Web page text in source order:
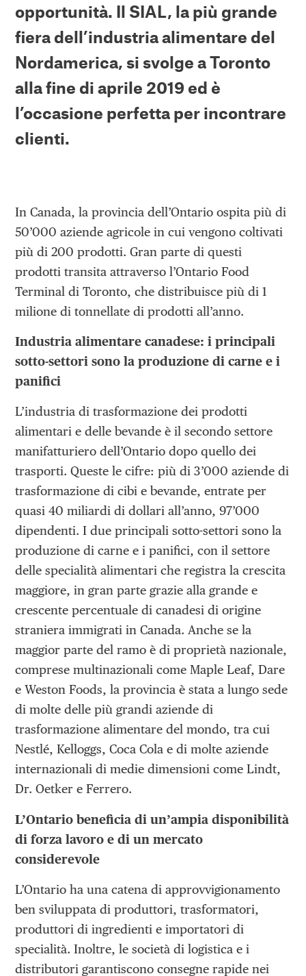
opportunità. Il SIAL, la più grande
fiera dell’industria alimentare del
Nordamerica, si svolge a Toronto
alla fine di aprile 2019 ed è
l’occasione perfetta per incontrare
clienti.
In Canada, la provincia dell’Ontario ospita più di
50’000 aziende agricole in cui vengono coltivati
più di 200 prodotti. Gran parte di questi
prodotti transita attraverso l’Ontario Food
Terminal di Toronto, che distribuisce più di 1
milione di tonnellate di prodotti all’anno.
Industria alimentare canadese: i principali
sotto-settori sono la produzione di carne e i
panifici
L’industria di trasformazione dei prodotti
alimentari e delle bevande è il secondo settore
manifatturiero dell’Ontario dopo quello dei
trasporti. Queste le cifre: più di 3’000 aziende di
trasformazione di cibi e bevande, entrate per
quasi 40 miliardi di dollari all’anno, 97’000
dipendenti. I due principali sotto-settori sono la
produzione di carne e i panifici, con il settore
delle specialità alimentari che registra la crescita
maggiore, in gran parte grazie alla grande e
crescente percentuale di canadesi di origine
straniera immigrati in Canada. Anche se la
maggior parte del ramo è di proprietà nazionale,
comprese multinazionali come Maple Leaf, Dare
e Weston Foods, la provincia è stata a lungo sede
di molte delle più grandi aziende di
trasformazione alimentare del mondo, tra cui
Nestlé, Kelloggs, Coca Cola e di molte aziende
internazionali di medie dimensioni come Lindt,
Dr. Oetker e Ferrero.
L’Ontario beneficia di un’ampia disponibilità
di forza lavoro e di un mercato
considerevole
L’Ontario ha una catena di approvvigionamento
ben sviluppata di produttori, trasformatori,
produttori di ingredienti e importatori di
specialità. Inoltre, le società di logistica e i
distributori garantiscono consegne rapide nei